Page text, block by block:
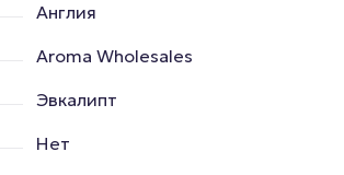
Англия
Aroma Wholesales
Эвкалипт
Нет